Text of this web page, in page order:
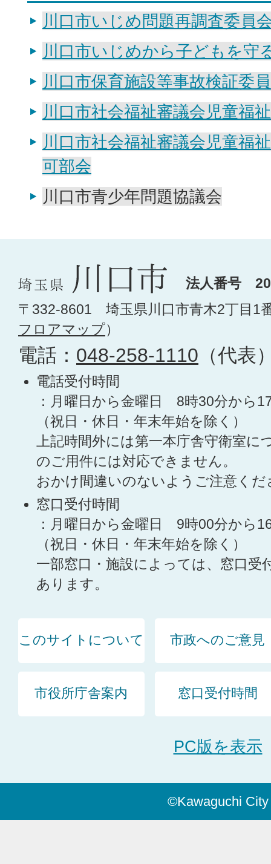
川口市いじめ問題再調査委員
川口市いじめから子どもを守
川口市保育施設等事故検証委
川口市社会福祉審議会児童福
川口市社会福祉審議会児童福
可部会
川口市青少年問題協議会
法人番号
〒332-8601 埼玉県川口市青木2丁目1
フロアマップ）
電話： 048-258-1110 （代表
電話受付時間
：月曜日から金曜日 8時30分から
（祝日・休日・年末年始を除く）
上記時間外には第一本庁舎守衛室に
のご用件には対応できません。
おかけ間違いのないようご注意くだ
窓口受付時間
：月曜日から金曜日 9時00分から
（祝日・休日・年末年始を除く）
一部窓口・施設によっては、窓口受
あります。
このサイトについて 市政へのご意見
市役所庁舎案内 窓口受付時間
PC版を表示
©Kawaguchi City